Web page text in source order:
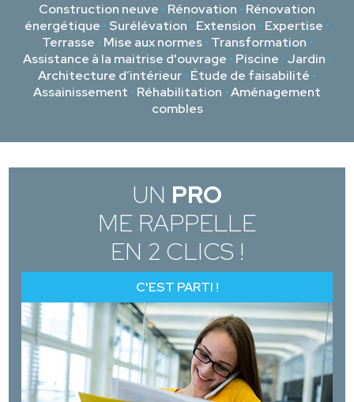
Construction neuve • Rénovation • Rénovation
énergétique • Surélévation • Extension • Expertise •
Terrasse • Mise aux normes • Transformation •
Assistance à la maitrise d'ouvrage • Piscine •Jardin •
Architecture d’intérieur• Étude de faisabilité •
Assainissement • Réhabilitation •Aménagement
combles
UN PRO
ME RAPPELLE
EN 2 CLICS !
C'EST PARTI !